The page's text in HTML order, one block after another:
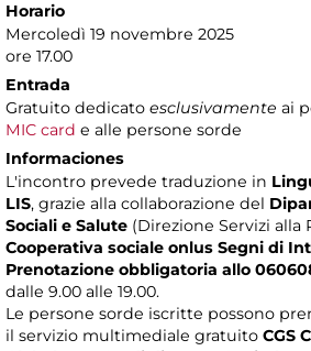
Horario
Mercoledì 19 novembre 2025
ore 17.00
Entrada
Gratuito dedicato esclusivamente ai
MIC card e alle persone sorde
Informaciones
L'incontro prevede traduzione in
LIS, grazie alla collaborazione del
Sociali e Salute (Direzione Servizi alla
Cooperativa sociale onlus Segni di
Prenotazione obbligatoria allo
dalle 9.00 alle 19.00.
Le persone sorde iscritte possono
il servizio multimediale gratuito CGS